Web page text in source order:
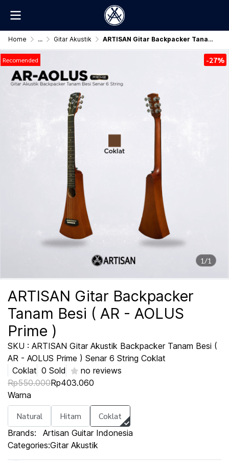
Home ... Gitar Akustik ARTISAN Gitar Backpacker Tanam Besi ( AR - AOLUS Prime )
1/1
Recomended -27%
ARTISAN Gitar Backpacker
Tanam Besi ( AR - AOLUS
Prime )
SKU : ARTISAN Gitar Akustik Backpacker Tanam Besi (
AR - AOLUS Prime ) Senar 6 String Coklat
Coklat 0 Sold
no reviews
Rp550.000Rp403.060
Warna
Natural Hitam Coklat
Brands:
Artisan Guitar Indonesia
Categories:Gitar Akustik